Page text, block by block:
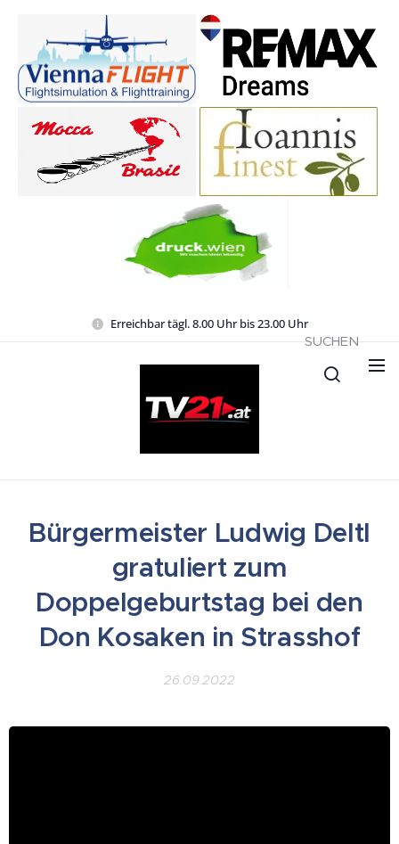
Erreichbar tägl. 8.00 Uhr bis 23.00 Uhr
SUCHEN
Bürgermeister Ludwig Deltl
gratuliert zum
Doppelgeburtstag bei den
Don Kosaken in Strasshof
26.09.2022